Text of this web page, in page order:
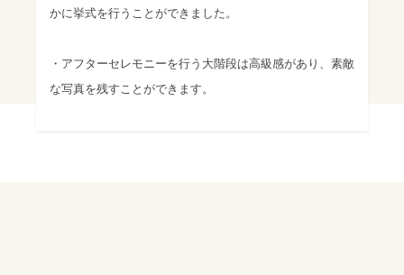
かに挙式を行うことができました。
・アフターセレモニーを行う大階段は高級感があり、素敵
な写真を残すことができます。